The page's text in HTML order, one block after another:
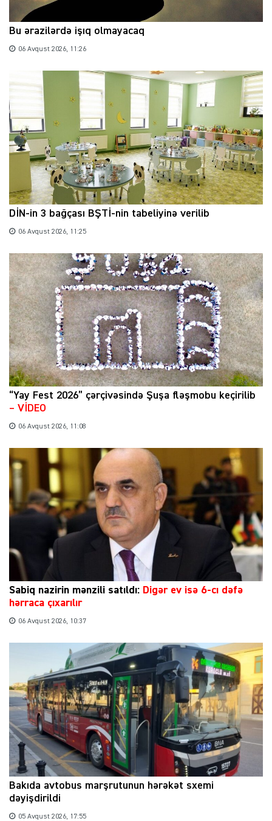
Bu ərazilərdə işıq olmayacaq
06 Avqust 2026, 11:26
DİN-in 3 bağçası BŞTİ-nin tabeliyinə verilib
06 Avqust 2026, 11:25
“Yay Fest 2026” çərçivəsində Şuşa fləşmobu keçirilib
– VİDEO
06 Avqust 2026, 11:08
Sabiq nazirin mənzili satıldı: Digər ev isə 6-cı dəfə
hərraca çıxarılır
06 Avqust 2026, 10:37
Bakıda avtobus marşrutunun hərəkət sxemi
dəyişdirildi
05 Avqust 2026, 17:55